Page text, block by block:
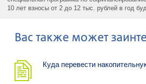
10 лет взносы от 2 до 12 тыс. рублей в год
Ваc также может
Куда перевести